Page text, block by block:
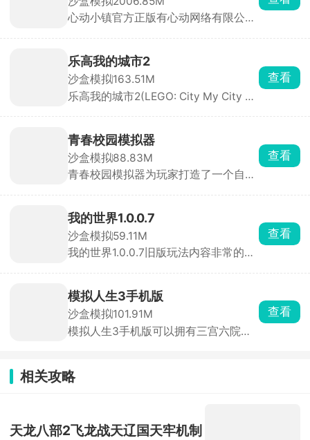
感油然而生，快来体验这场充满趣味与
挑战的创业之旅吧！
队。制定合理战术与轮换策略，带领球
队与各地经理人们展开激烈角逐。凭借
术，将人物挥拍、跑动，以及网球击
飞、落地等场景刻画得栩栩如生，让玩
这一主线任务外，还有表演赛、多人对
战和练习模式。无论你是想尽情享受体
育竞技的快乐，还是想锻炼提升网球技
术，它都能满足。逼真的物理引擎，让
迈向巅峰的绝佳契机。在这里，你能与
全球数千万玩家展开激烈角逐，争夺排
名、赢取奖金，向着世界冠军的荣耀发
起冲击。每一场比赛都是挑战，更是提
心动小镇官方正版有心动网络有限公司
卡通精美，节奏缓慢，在小镇内自由探
索，装修理想中的房屋，管理家园，结
交更多的好友，一起在小镇里悠哉悠哉
的生活，遇见更多的美好。
乐高我的城市2
沙盒模拟163.51M
乐高我的城市2(LEGO: City My City 2)
风，角色喜感亲切，充满乐高独有的创
作魅力。游戏自由度极高，玩家通过闯
关完成任务获取积木，搭建消防局、警
察局、监狱、灯塔、码头等丰富城市建
查看
青春校园模拟器
沙盒模拟88.83M
青春校园模拟器为玩家打造了一个自由
集体生活，真切感受二次元风格下丰富
多彩的高中时光。游戏没有固定结局，
全程自由开放，你完全可以跟着自己的
想法畅玩，慢慢解锁专属你的乐趣。
查看
我的世界1.0.0.7
沙盒模拟59.11M
我的世界1.0.0.7旧版玩法内容非常的精
的方块、信标以及指令，与新增的凶猛
生物展开战斗，尽情发挥自己的想象力
与创造力，使用方块建造各种建筑物，
展开无尽的冒险之旅。
查看
模拟人生3手机版
沙盒模拟101.91M
模拟人生3手机版可以拥有三宫六院，
小镇内在这里买房定居开启全新的人生
体验。玩家的每一个决定都将影响着后
查看
相关攻略
天龙八部2飞龙战天辽国天牢机制